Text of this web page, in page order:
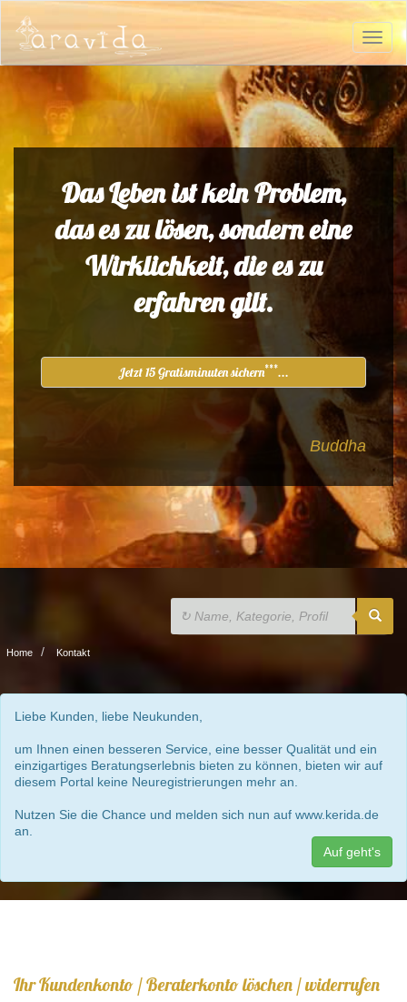
Das Leben ist kein Problem,
das es zu lösen, sondern eine
Wirklichkeit, die es zu
erfahren gilt.
Jetzt 15 Gratisminuten sichern***...
Buddha
Home Kontakt
Liebe Kunden, liebe Neukunden,
um Ihnen einen besseren Service, eine besser Qualität und ein
einzigartiges Beratungserlebnis bieten zu können, bieten wir auf
diesem Portal keine Neuregistrierungen mehr an.
Nutzen Sie die Chance und melden sich nun auf www.kerida.de
an.
Auf geht's
Ihr Kundenkonto / Beraterkonto löschen / widerrufen